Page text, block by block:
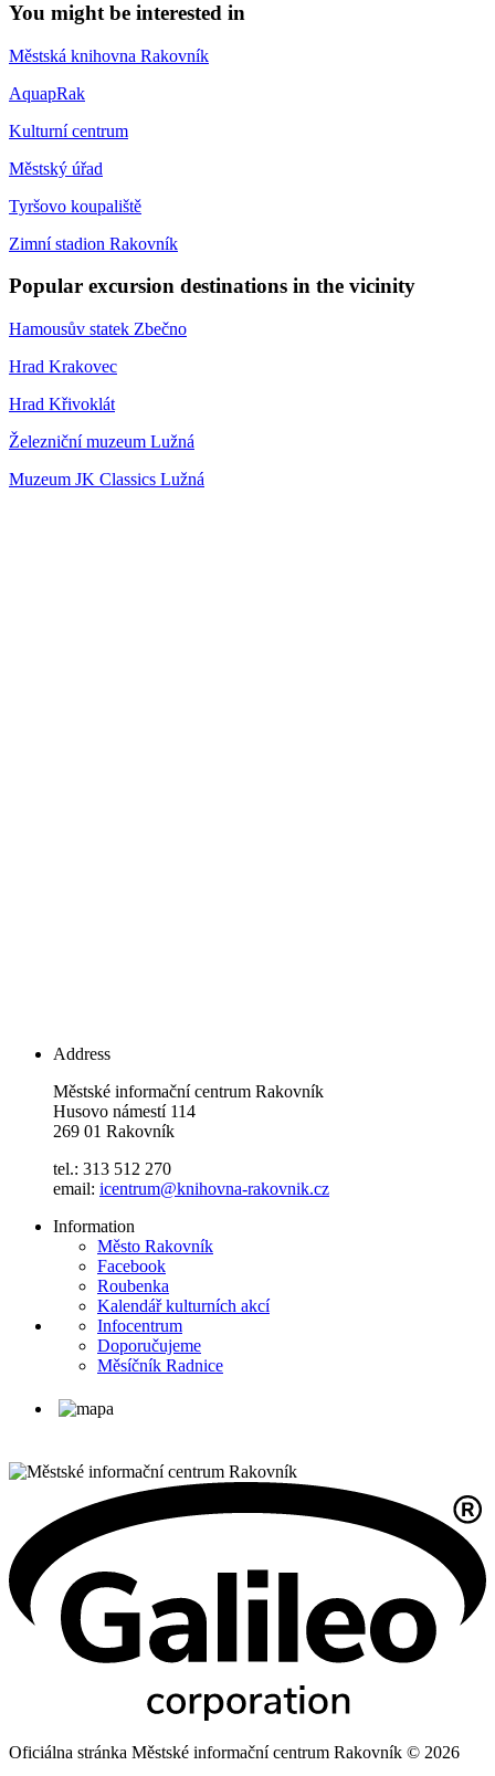
You might be interested in
Městská knihovna Rakovník
AquapRak
Kulturní centrum
Městský úřad
Tyršovo koupaliště
Zimní stadion Rakovník
Popular excursion destinations in the vicinity
Hamousův statek Zbečno
Hrad Krakovec
Hrad Křivoklát
Železniční muzeum Lužná
Muzeum JK Classics Lužná
Address
Městské informační centrum Rakovník
Husovo námestí 114
269 01 Rakovník
tel.: 313 512 270
email: icentrum@knihovna-rakovnik.cz
Information
Město Rakovník
Facebook
Roubenka
Kalendář kulturních akcí
Infocentrum
Doporučujeme
Měsíčník Radnice
Oficiálna stránka Městské informační centrum Rakovník © 2026